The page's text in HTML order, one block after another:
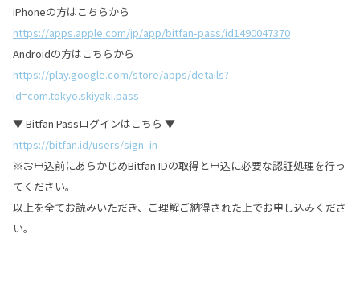
iPhoneの方はこちらから
https://apps.apple.com/jp/app/bitfan-pass/id1490047370
Androidの方はこちらから
https://play.google.com/store/apps/details?
id=com.tokyo.skiyaki.pass
▼ Bitfan Passログインはこちら ▼
https://bitfan.id/users/sign_in
※お申込前にあらかじめBitfan IDの取得と申込に必要な認証処理を行っ
てください。
以上を全てお読みいただき、ご理解ご納得された上でお申し込みくださ
い。